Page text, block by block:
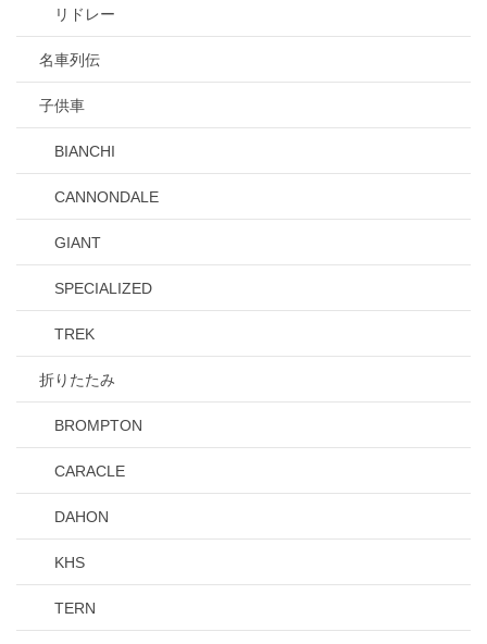
リドレー
名車列伝
子供車
BIANCHI
CANNONDALE
GIANT
SPECIALIZED
TREK
折りたたみ
BROMPTON
CARACLE
DAHON
KHS
TERN